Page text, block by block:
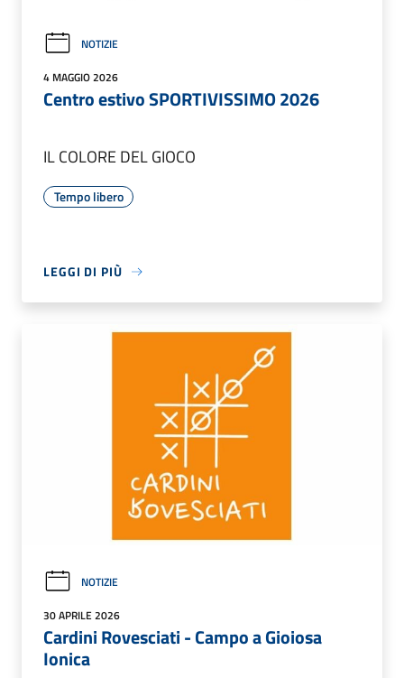
NOTIZIE
4 MAGGIO 2026
Centro estivo SPORTIVISSIMO 2026
IL COLORE DEL GIOCO
Tempo libero
LEGGI DI PIÙ
NOTIZIE
30 APRILE 2026
Cardini Rovesciati - Campo a Gioiosa
Ionica